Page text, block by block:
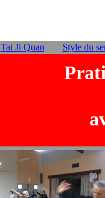
Tai Ji Quan Style du